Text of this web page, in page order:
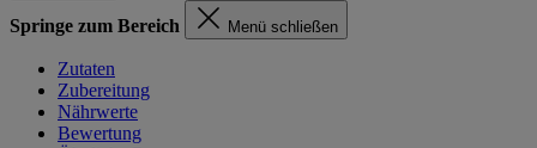
Springe zum Bereich Menü schließen
Zutaten
Zubereitung
Nährwerte
Bewertung